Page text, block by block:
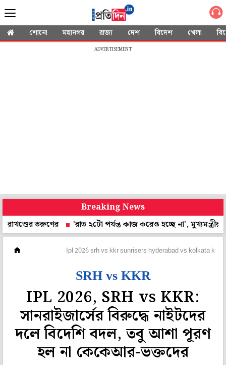
শোনো মহানগর রাজ্য দেশ বিদেশ খেলা
ADVERTISEMENT
Breaking News
তরুণের
'রাত ২টো পর্যন্ত কাজ করেও হচ্ছে না', মুখ্যমন্ত্রীর 'হর ঘর
Ipl 2026 srh vs kkr sunrisers hyderabad vs kolkata
SRH vs KKR
IPL 2026, SRH vs KKR:
সানরাইজার্সের বিরুদ্ধে নাইটদের
দলে বিদেশি বদল, তবু আশা পূরণ
হল না কেকেআর-ভক্তদের